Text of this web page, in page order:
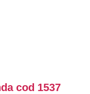
cod 1537